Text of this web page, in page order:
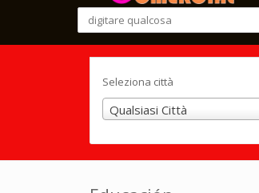
Seleziona città
Qualsiasi Città